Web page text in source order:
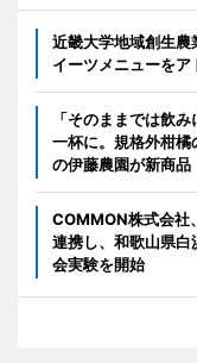
近畿大学地域創生農
イーツメニューをア
「そのままでは飲
一杯に。規格外柑橘
の伊藤農園が新商
COMMON株式会社
連携し、和歌山県
会実験を開始